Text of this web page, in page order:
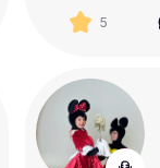
5